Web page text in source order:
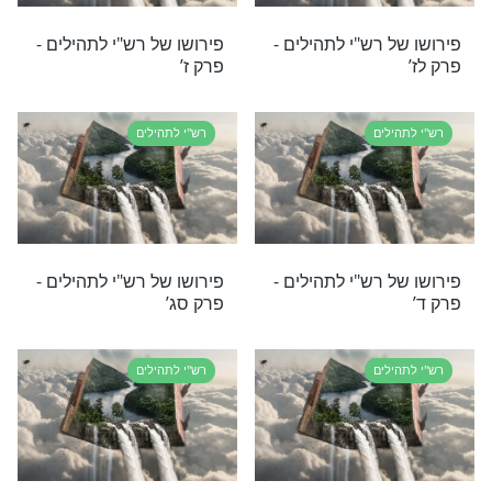
רש"י פרק ל"ז
|הסגולה היומית|הלכה יומית לנשים|החיזוק היומי
תוכן בנושא רש"י לתהילים